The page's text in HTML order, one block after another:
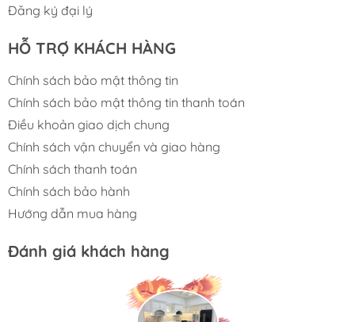
đường cong nhẹ được xử lý tỉ mỉ, bề mặt
hoàn thiện mịn màng, mang lại trải nghiệm
cầm nắm thoải mái và dễ chịu.
Ứng dụng linh hoạt – phù hợp cho mọi không
gian
Tay nắm
trong tủ bếp, ngăn kéo, tủ rượu, tủ quần áo,
phòng ngủ, phòng tắm…
Đăng ký đại lý
HỖ TRỢ KHÁCH HÀNG
Chính sách bảo mật thông tin
Chính sách bảo mật thông tin thanh toán
Điều khoản giao dịch chung
Chính sách vận chuyển và giao hàng
Chính sách thanh toán
Chính sách bảo hành
Hướng dẫn mua hàng
Đánh giá khách hàng